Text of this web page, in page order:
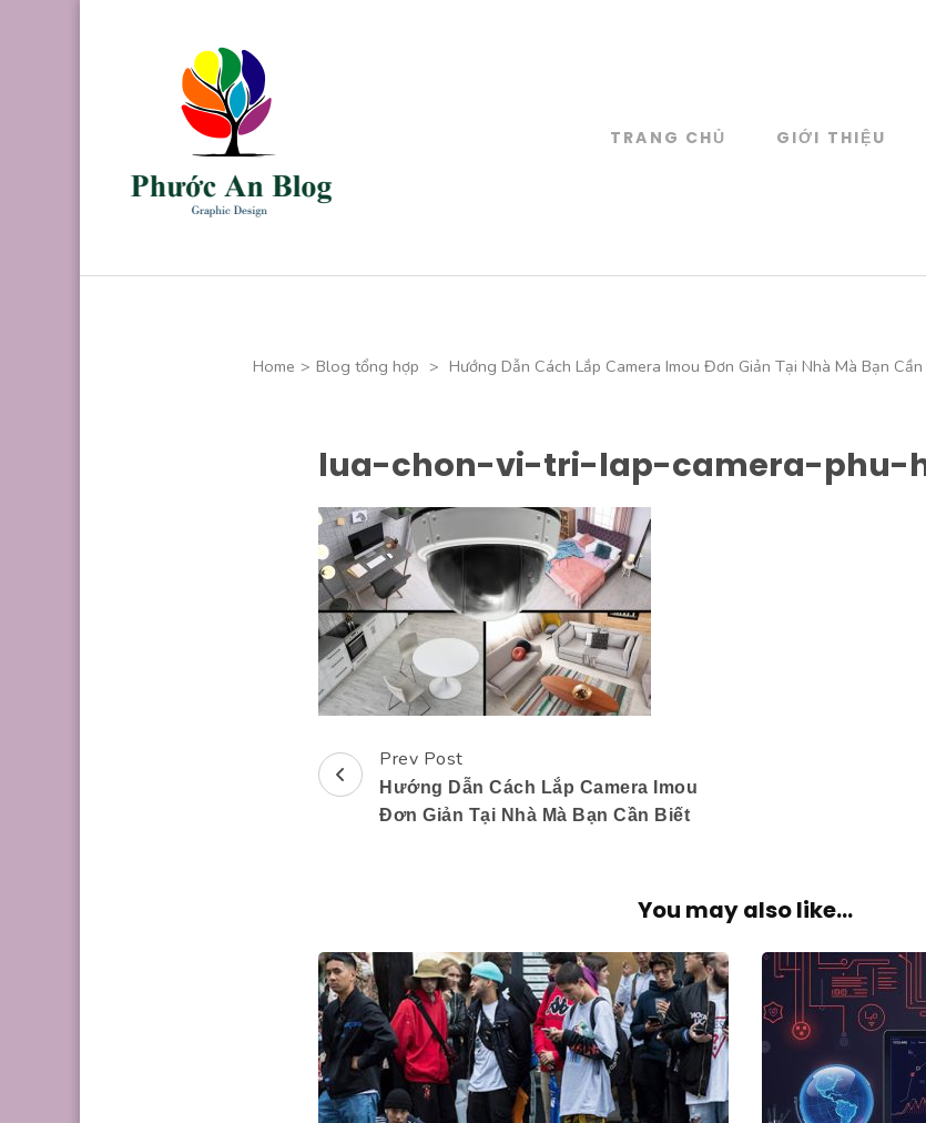
TRANG CHỦ GIỚI THIỆU
Home > Blog tổng hợp > Hướng Dẫn Cách Lắp Camera Imou Đơn Giản Tại Nhà Mà Bạn
lua-chon-vi-tri-lap-camera-phu-
Post
Navigation
Prev Post
Hướng Dẫn Cách Lắp Camera Imou
Đơn Giản Tại Nhà Mà Bạn Cần Biết
You may also like...